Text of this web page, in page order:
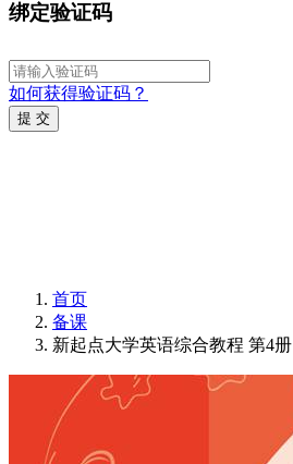
绑定验证码
如何获得验证码？
提 交
首页
备课
新起点大学英语综合教程 第4册